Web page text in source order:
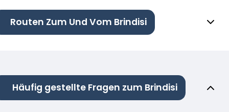
Routen Zum Und Vom Brindisi
Häufig gestellte Fragen zum Brindisi